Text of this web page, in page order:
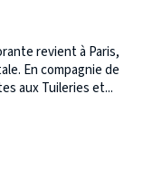
revient à Paris,
En compagnie de
aux Tuileries et...